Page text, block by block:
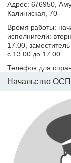
Адрес: 676950,
Калиниская, 70
Время работы:
исполнители:
17.00,
с 13.00 до 17.00
Телефон для
Начальство ОСП